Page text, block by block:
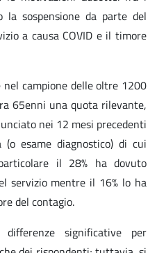
sospensione da parte del
a causa COVID e il timore
campione delle oltre 1200
65enni una quota rilevante,
nei 12 mesi precedenti
esame diagnostico) di cui
il 28% ha dovuto
servizio mentre il 16% lo ha
del contagio.
significative per